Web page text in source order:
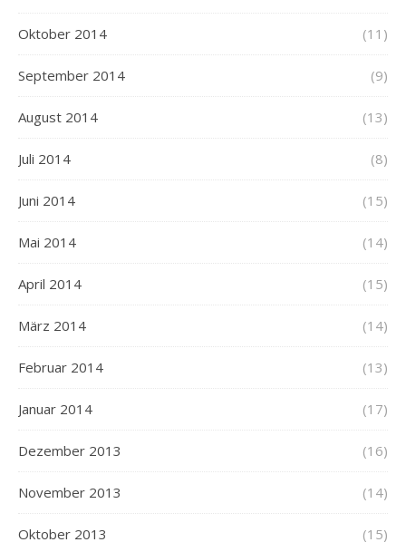
Oktober 2014 (11)
September 2014 (9)
August 2014 (13)
Juli 2014 (8)
Juni 2014 (15)
Mai 2014 (14)
April 2014 (15)
März 2014 (14)
Februar 2014 (13)
Januar 2014 (17)
Dezember 2013 (16)
November 2013 (14)
Oktober 2013 (15)